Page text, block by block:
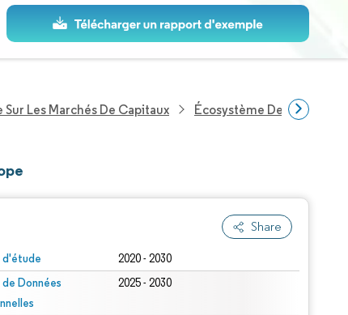
Sur Les Marchés De Capitaux Écosystème Des Marchés
Share
d'étude 2020 - 2030
Données
2025 - 2030